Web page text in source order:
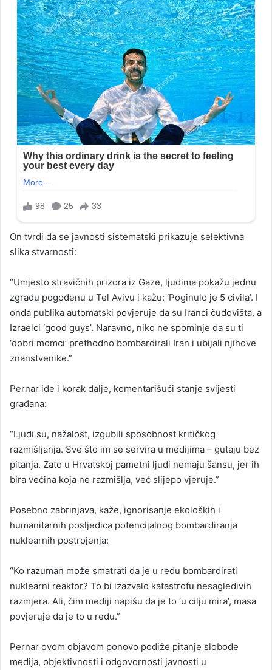
On tvrdi da se javnosti sistematski prikazuje selektivna
slika stvarnosti:
“Umjesto stravičnih prizora iz Gaze, ljudima pokažu jednu
zgradu pogođenu u Tel Avivu i kažu: ‘Poginulo je 5 civila’. I
onda publika automatski povjeruje da su Iranci čudovišta, a
Izraelci ‘good guys’. Naravno, niko ne spominje da su ti
‘dobri momci’ prethodno bombardirali Iran i ubijali njihove
znanstvenike.”
Pernar ide i korak dalje, komentarišući stanje svijesti
građana:
“Ljudi su, nažalost, izgubili sposobnost kritičkog
razmišljanja. Sve što im se servira u medijima – gutaju bez
pitanja. Zato u Hrvatskoj pametni ljudi nemaju šansu, jer ih
bira većina koja ne razmišlja, već slijepo vjeruje.”
Posebno zabrinjava, kaže, ignorisanje ekoloških i
humanitarnih posljedica potencijalnog bombardiranja
nuklearnih postrojenja:
“Ko razuman može smatrati da je u redu bombardirati
nuklearni reaktor? To bi izazvalo katastrofu nesagledivih
razmjera. Ali, čim mediji napišu da je to ‘u cilju mira’, masa
povjeruje da je to u redu.”
Pernar ovom objavom ponovo podiže pitanje slobode
medija, objektivnosti i odgovornosti javnosti u